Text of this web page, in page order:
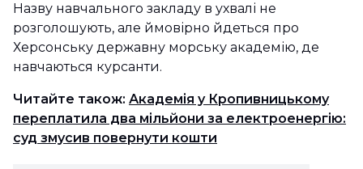
Назву навчального закладу в ухвалі не
розголошують, але ймовірно йдеться про
Херсонську державну морську академію, де
навчаються курсанти.
Читайте також: Академія у Кропивницькому
переплатила два мільйони за електроенергію:
суд змусив повернути кошти